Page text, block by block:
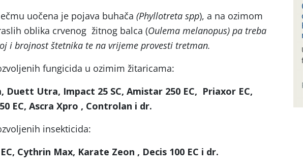
uočena je pojava buhača (Phyllotreta spp), a na ozimom
oblika crvenog žitnog balca (Oulema melanopus) pa treba
i brojnost štetnika te na vrijeme provesti tretman.
fungicida u ozimim žitaricama:
Duett Utra, Impact 25 SC, Amistar 250 EC, Priaxor EC,
EC, Ascra Xpro , Controlan i dr.
insekticida:
Cythrin Max, Karate Zeon , Decis 100 EC i dr.